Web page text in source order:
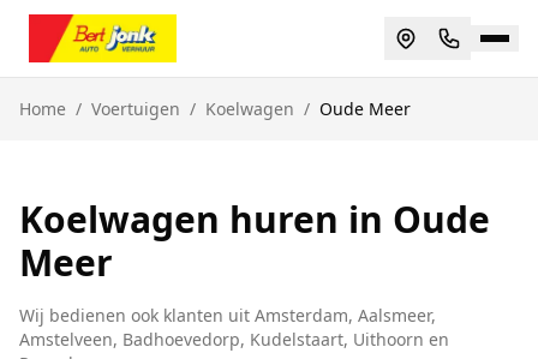
Home / Voertuigen / Koelwagen / Oude Meer
Koelwagen huren in Oude
Meer
Wij bedienen ook klanten uit Amsterdam, Aalsmeer,
Amstelveen, Badhoevedorp, Kudelstaart, Uithoorn en